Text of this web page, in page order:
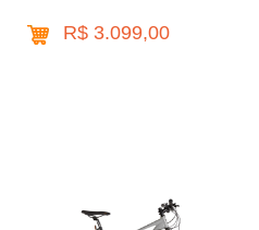
R$ 3.099,00